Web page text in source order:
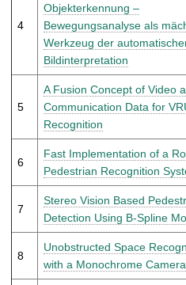
4
Objekterkennung –
Bewegungsanalyse als
Werkzeug der
Bildinterpretation
5
A Fusion Concept of Video
Communication Data for
Recognition
6
Fast Implementation of a
Pedestrian Recognition
7
Stereo Vision Based
Detection Using B-Spline
8
Unobstructed Space
with a Monochrome Camera